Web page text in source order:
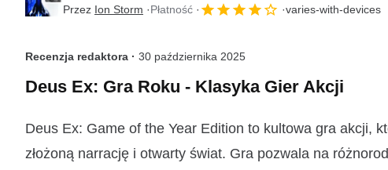
Przez Ion Storm Płatność varies-with-devices
Recenzja redaktora · 30 października 2025
Deus Ex: Gra Roku - Klasyka Gier Akcji
Deus Ex: Game of the Year Edition to kultowa gra akcji,
złożoną narrację i otwarty świat. Gra pozwala na